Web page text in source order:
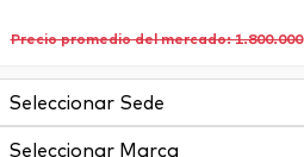
Precio promedio del mercado: 1.800.000
Sede:
Marca: